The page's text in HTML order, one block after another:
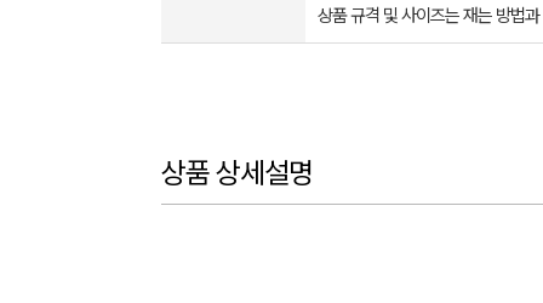
상품 규격 및 사이즈는 재는 방법
상품 상세설명